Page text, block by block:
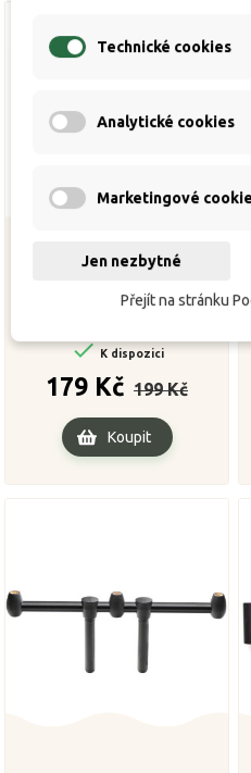
ZFISH Vidlička Carbon
Drill Bankstick
 K dispozici
179 Kč
cena
199 Kč
Koupit
Technické cookies
Analytické cookies
Marketingové
Jen nezbytné
Přejít na stránku